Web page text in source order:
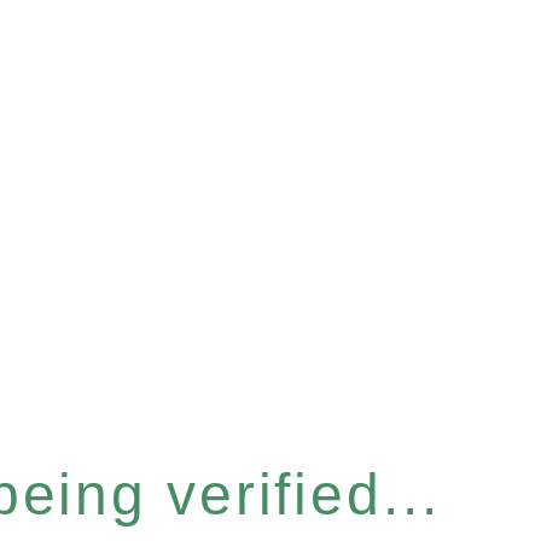
verified...